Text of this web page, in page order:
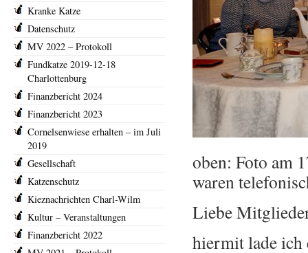
oben: Foto am
waren
Liebe
hiermit lade ich
Kranke Katze
Datenschutz
MV 2022 – Protokoll
Fundkatze 2019-12-18
Charlottenburg
Finanzbericht 2024
Finanzbericht 2023
Cornelsenwiese erhalten – im Juli
2019
Gesellschaft
Katzenschutz
Kieznachrichten Charl-Wilm
Kultur – Veranstaltungen
Finanzbericht 2022